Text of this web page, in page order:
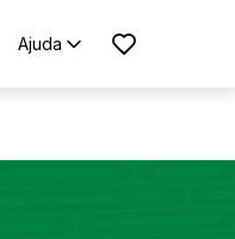
Ajuda